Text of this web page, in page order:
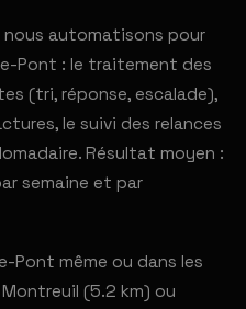
automatisons pour
Pont : le traitement des
(tri, réponse, escalade),
le suivi des relances
Résultat moyen :
semaine et par
Pont même ou dans les
(5.2 km) ou